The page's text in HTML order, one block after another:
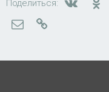
Поделиться:
Электронная почта